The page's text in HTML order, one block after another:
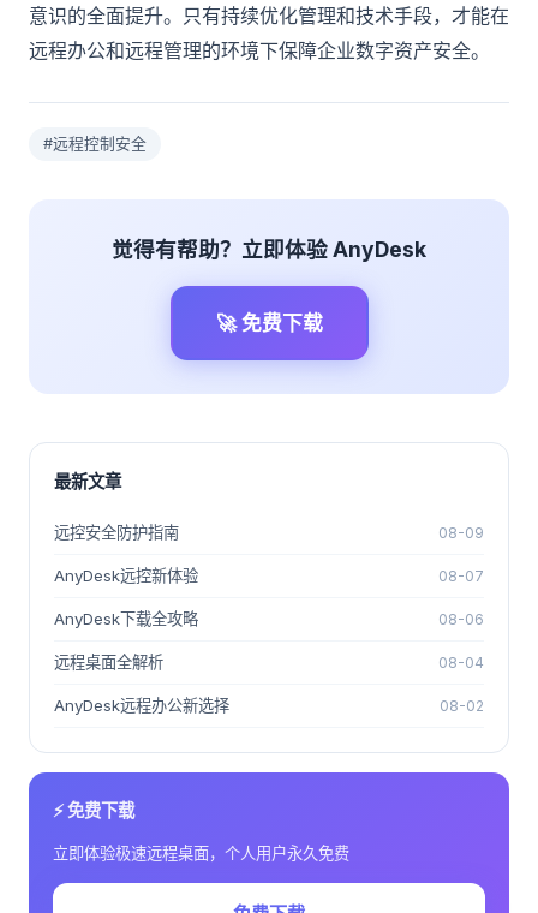
意识的全面提升。只有持续优化管理和技术手段，才能在
远程办公和远程管理的环境下保障企业数字资产安全。
#远程控制安全
觉得有帮助？立即体验 AnyDesk
🚀 免费下载
最新文章
远控安全防护指南 08-09
AnyDesk远控新体验 08-07
AnyDesk下载全攻略 08-06
远程桌面全解析 08-04
AnyDesk远程办公新选择 08-02
⚡ 免费下载
立即体验极速远程桌面，个人用户永久免费